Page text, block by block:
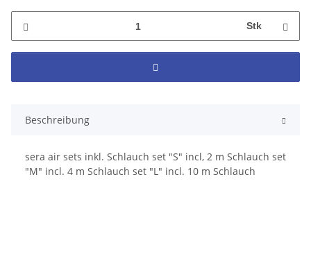
Stk
Beschreibung
sera air sets inkl. Schlauch set "S" incl, 2 m Schlauch set
"M" incl. 4 m Schlauch set "L" incl. 10 m Schlauch